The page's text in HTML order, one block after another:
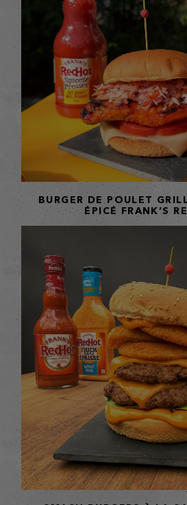
BURGER DE POULET
ÉPICÉ FRANK’S